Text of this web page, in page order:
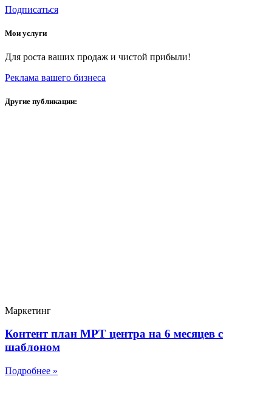
Подписаться
Мои услуги
Для роста ваших продаж и чистой прибыли!
Реклама вашего бизнеса
Другие публикации:
Маркетинг
Контент план МРТ центра на 6 месяцев с
шаблоном
Подробнее »